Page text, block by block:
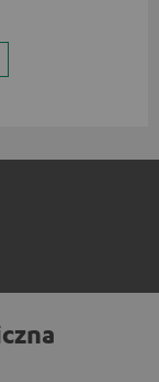
Bluetooth
systemów